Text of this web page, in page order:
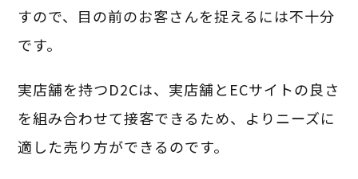
すので、目の前のお客さんを捉えるには不十分
です。
実店舗を持つD2Cは、実店舗とECサイトの良さ
を組み合わせて接客できるため、よりニーズに
適した売り方ができるのです。